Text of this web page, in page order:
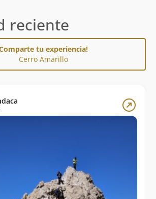
reciente
tu experiencia!
Cerro Amarillo